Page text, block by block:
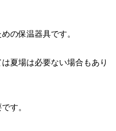
の保温器具です。
夏場は必要ない場合もあり
す。